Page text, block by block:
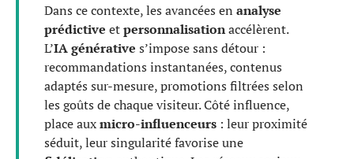
Dans ce contexte, les avancées en analyse
prédictive etpersonnalisationaccélèrent.
L’IA générative s’impose sans détour :
recommandations instantanées, contenus
adaptés sur-mesure, promotions filtrées selon
les goûts de chaque visiteur. Côté influence,
place auxmicro-influenceurs : leur proximité
séduit, leur singularité favorise une